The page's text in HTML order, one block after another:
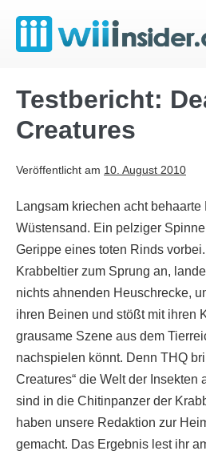
Inhalt
springen
Testbericht:
Creatures
Veröffentlicht am 10. August 2010
Langsam kriechen acht
Wüstensand. Ein pelziger
Gerippe eines toten Rinds
Krabbeltier zum Sprung an,
nichts ahnenden Heuschrecke,
ihren Beinen und stößt mit ihren
grausame Szene aus dem
nachspielen könnt. Denn THQ
Creatures“ die Welt der Insekten
sind in die Chitinpanzer der
haben unsere Redaktion zur
gemacht. Das Ergebnis lest ihr